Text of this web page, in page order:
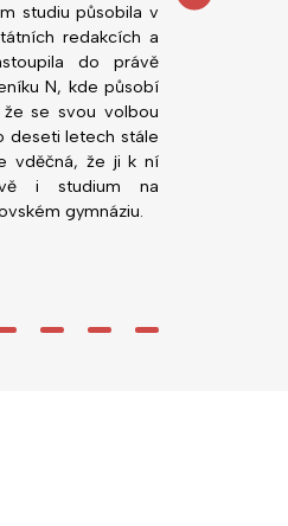
studiu působila v
redakcích a
do právě
N, kde působí
že se svou volbou
deseti letech stále
vděčná, že ji k ní
i studium na
gymnáziu.
působí